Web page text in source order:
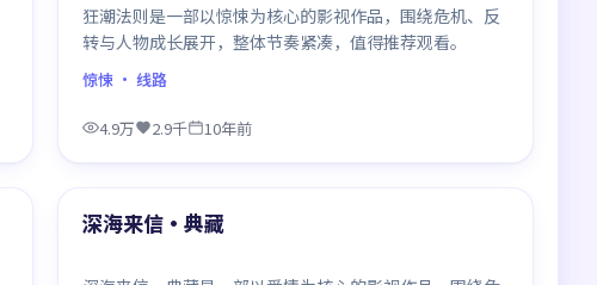
狂潮法则是一部以惊悚为核心的影视作品，围绕危机、反
转与人物成长展开，整体节奏紧凑，值得推荐观看。
惊悚· 线路
4.9万 2.9千 10年前
最新
深海来信·典藏